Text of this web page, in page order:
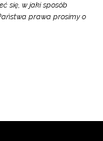
się, w jaki sposób
prawa prosimy o